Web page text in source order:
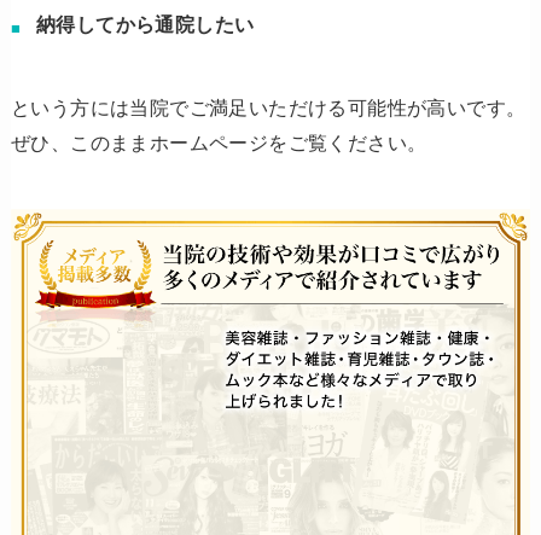
納得してから通院したい
という方には当院でご満足いただける可能性が高いです。
ぜひ、このままホームページをご覧ください。